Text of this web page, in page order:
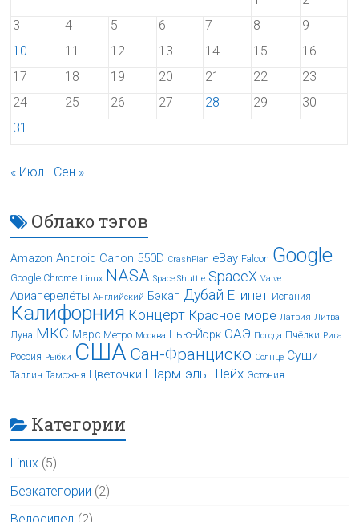
3
4 5 6 7 8
9
10
11 12 13 14 15
16
17
18 19 20 21 22
23
24
25 26 27 28 29
30
31
« Июл Сен »
Облако тэгов
Amazon Android Canon 550D CrashPlan eBay Falcon Google
Google Chrome Linux NASA Space Shuttle SpaceX Valve
Авиаперелёты Английский Бэкап Дубай Египет Испания
Калифорния Концерт Красное море Латвия Литва
Луна МКС Марс Метро Москва Нью-Йорк ОАЭ Погода Пчёлки Рига
Россия Рыбки США Сан-Франциско Солнце Суши
Таллин Таможня Цветочки Шарм-эль-Шейх Эстония
Категории
Linux (5)
Безкатегории (2)